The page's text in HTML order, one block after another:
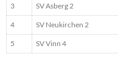
3 SV Asberg 2
4 SV Neukirchen 2
5 SV Vinn 4